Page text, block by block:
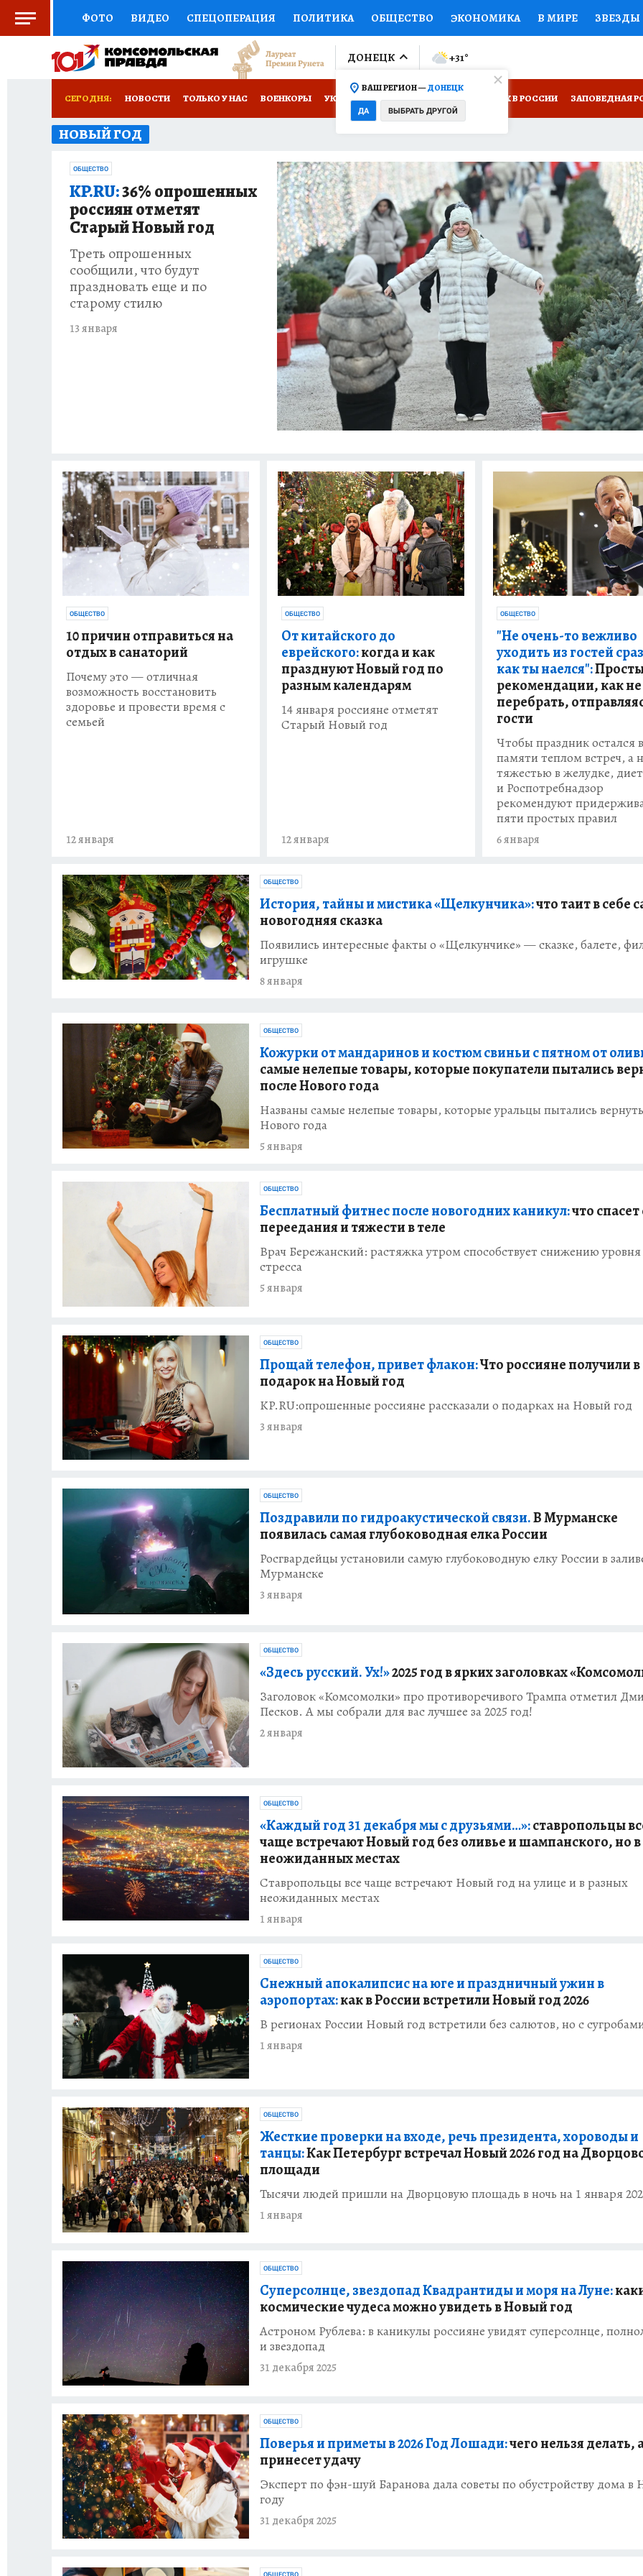
ФОТО ВИДЕО СПЕЦОПЕРАЦИЯ ПОЛИТИКА ОБЩЕСТВО ЭКОНОМИКА В МИРЕ ЗВЕЗДЫ
СОЦПОДДЕРЖКА НАУКА СПОРТ КОЛУМНИСТЫ ПРОИСШЕСТВИЯ
ДОКТОР ФИНАНСЫ
ЖЕНСКИЕ СЕКРЕТЫ КНИЖНАЯ ПОЛКА ПРОГНОЗЫ НА СПОРТ
ДЕФИЦИТ ЖЕЛЕЗА ПРЕСС-ЦЕНТР НЕДВИЖИМОСТЬ ТЕЛЕВИЗОР КОЛЛЕКЦИИ
ГИД ПОТРЕБИТЕЛЯ ВСЕ О КП РАДИО КП РЕКЛАМА ТЕСТЫ НОВОЕ НА САЙТЕ
ДОНЕЦК
ВАШ РЕГИОН —ДОНЕЦК
ДА ВЫБРАТЬ ДРУГОЙ
+31°
СЕГОДНЯ: НОВОСТИ ТОЛЬКО У НАС ВОЕНКОРЫ УКРАИНА: СВОДКА КП В МАХ ОТДЫХ В РОССИИ ЗАПОВЕДНАЯ
НОВОРОССИЯ ИСПЫТАНО НА СЕБЕ
НОВЫЙ ГОД
ОБЩЕСТВО
KP.RU:36% опрошенных
россиян отметят
Старый Новый год
Треть опрошенных
сообщили, что будут
праздновать еще и по
старому стилю
13 января
ОБЩЕСТВО
10 причин отправиться на
отдых в санаторий
Почему это — отличная
возможность восстановить
здоровье и провести время с
семьей
12 января
ОБЩЕСТВО
От китайского до
еврейского:когда и как
празднуют Новый год по
разным календарям
14 января россияне отметят
Старый Новый год
12 января
ОБЩЕСТВО
"Не очень-то вежливо
уходить из гостей
как ты наелся":
рекомендации, как не
перебрать,
гости
Чтобы праздник остался в
памяти теплом встреч, а
тяжестью в желудке,
и Роспотребнадзор
рекомендуют
пяти простых правил
6 января
ОБЩЕСТВО
История, тайны и мистика «Щелкунчика»:что таит в себе
новогодняя сказка
Появились интересные факты о «Щелкунчике» — сказке, балете,
игрушке
8 января
ОБЩЕСТВО
Кожурки от мандаринов и костюм свиньи с пятном от
самые нелепые товары, которые покупатели пытались
после Нового года
Названы самые нелепые товары, которые уральцы пытались
Нового года
5 января
ОБЩЕСТВО
Бесплатный фитнес после новогодних каникул:что спасет
переедания и тяжести в теле
Врач Бережанский: растяжка утром способствует снижению уровня
стресса
5 января
ОБЩЕСТВО
Прощай телефон, привет флакон:Что россияне получили в
подарок на Новый год
KP.RU:опрошенные россияне рассказали о подарках на Новый год
3 января
ОБЩЕСТВО
Поздравили по гидроакустической связи.В Мурманске
появилась самая глубоководная елка России
Росгвардейцы установили самую глубоководную елку России в
Мурманске
3 января
ОБЩЕСТВО
«Здесь русский. Ух!»2025 год в ярких заголовках
Заголовок «Комсомолки» про противоречивого Трампа отметил
Песков. А мы собрали для вас лучшее за 2025 год!
2 января
ОБЩЕСТВО
«Каждый год 31 декабря мы с друзьями…»:ставропольцы
чаще встречают Новый год без оливье и шампанского, но в
неожиданных местах
Ставропольцы все чаще встречают Новый год на улице и в разных
неожиданных местах
1 января
ОБЩЕСТВО
Снежный апокалипсис на юге и праздничный ужин в
аэропортах:как в России встретили Новый год 2026
В регионах России Новый год встретили без салютов, но с
1 января
ОБЩЕСТВО
Жесткие проверки на входе, речь президента, хороводы и
танцы:Как Петербург встречал Новый 2026 год на
площади
Тысячи людей пришли на Дворцовую площадь в ночь на 1 января
1 января
ОБЩЕСТВО
Суперсолнце, звездопад Квадрантиды и моря на Луне:
космические чудеса можно увидеть в Новый год
Астроном Рублева: в каникулы россияне увидят суперсолнце,
и звездопад
31 декабря 2025
ОБЩЕСТВО
Поверья и приметы в 2026 Год Лошади:чего нельзя делать,
принесет удачу
Эксперт по фэн-шуй Баранова дала советы по обустройству дома в
году
31 декабря 2025